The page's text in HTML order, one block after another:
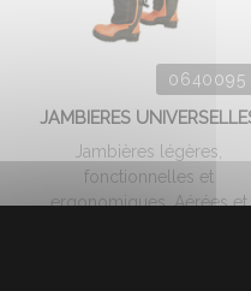
0640095
JAMBIERES
Jambières légères,
fonctionnelles et
ergonomiques. Aérées et